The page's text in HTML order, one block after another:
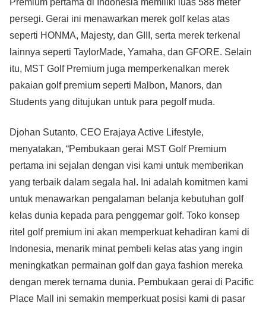
Premium pertama di Indonesia memiliki luas 588 meter
persegi. Gerai ini menawarkan merek golf kelas atas
seperti HONMA, Majesty, dan GIII, serta merek terkenal
lainnya seperti TaylorMade, Yamaha, dan GFORE. Selain
itu, MST Golf Premium juga memperkenalkan merek
pakaian golf premium seperti Malbon, Manors, dan
Students yang ditujukan untuk para pegolf muda.
Djohan Sutanto, CEO Erajaya Active Lifestyle,
menyatakan, “Pembukaan gerai MST Golf Premium
pertama ini sejalan dengan visi kami untuk memberikan
yang terbaik dalam segala hal. Ini adalah komitmen kami
untuk menawarkan pengalaman belanja kebutuhan golf
kelas dunia kepada para penggemar golf. Toko konsep
ritel golf premium ini akan memperkuat kehadiran kami di
Indonesia, menarik minat pembeli kelas atas yang ingin
meningkatkan permainan golf dan gaya fashion mereka
dengan merek ternama dunia. Pembukaan gerai di Pacific
Place Mall ini semakin memperkuat posisi kami di pasar